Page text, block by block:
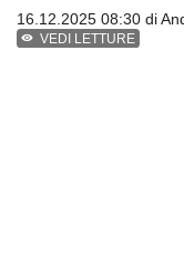
16.12.2025 08:30 di
VEDI LETTURE